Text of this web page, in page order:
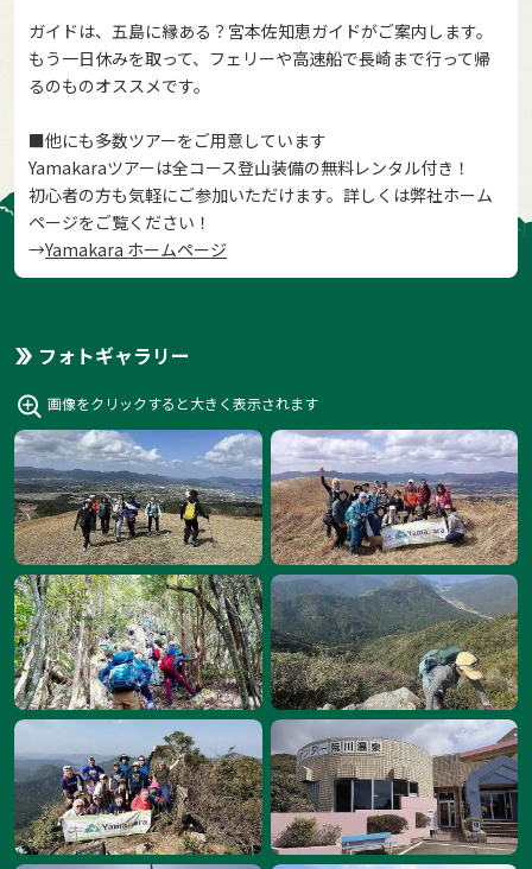
ガイドは、五島に縁ある？宮本佐知恵ガイドがご案内します。
もう一日休みを取って、フェリーや高速船で長崎まで行って帰
るのものオススメです。
■他にも多数ツアーをご用意しています
Yamakaraツアーは全コース登山装備の無料レンタル付き！
初心者の方も気軽にご参加いただけます。詳しくは弊社ホーム
ページをご覧ください！
→Yamakara ホームページ
フォトギャラリー
画像をクリックすると大きく表示されます